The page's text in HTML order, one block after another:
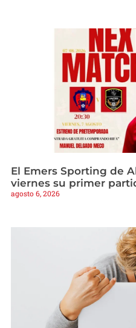
El Emers Sporting de
viernes su primer
agosto 6, 2026